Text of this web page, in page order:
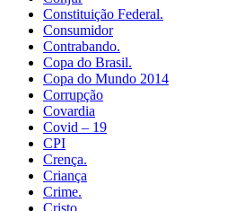
Constituição Federal.
Consumidor
Contrabando.
Copa do Brasil.
Copa do Mundo 2014
Corrupção
Covardia
Covid – 19
CPI
Crença.
Criança
Crime.